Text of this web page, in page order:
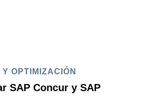
OPTIMIZACIÓN
SAP Concur y SAP